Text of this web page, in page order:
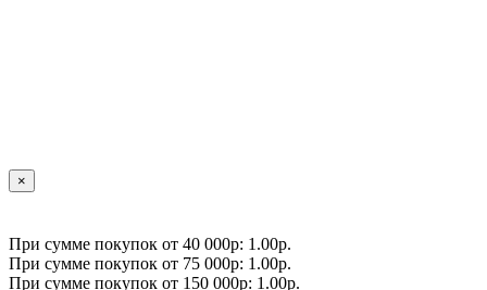
×
При сумме покупок от 40 000р: 1.00р.
При сумме покупок от 75 000р: 1.00р.
При сумме покупок от 150 000р: 1.00р.